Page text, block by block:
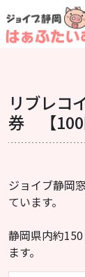
リブレコ
券 【100
ジョイブ静岡
ています。
静岡県内約
ます。